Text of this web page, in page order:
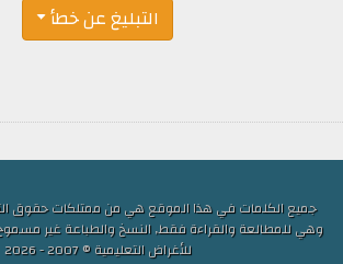
التبليغ عن خطأ
جميع الكلمات في هذا الموقع هي من ممتلكات حقوق
وهي للمطالعة والقراءة فقط, النسخ والطباعة غير
للأغراض التعليمية © 2007 - 2026